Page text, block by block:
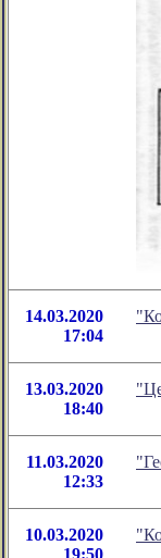
14.03.2020
17:04
13.03.2020
18:40
11.03.2020
12:33
10.03.2020
19:50